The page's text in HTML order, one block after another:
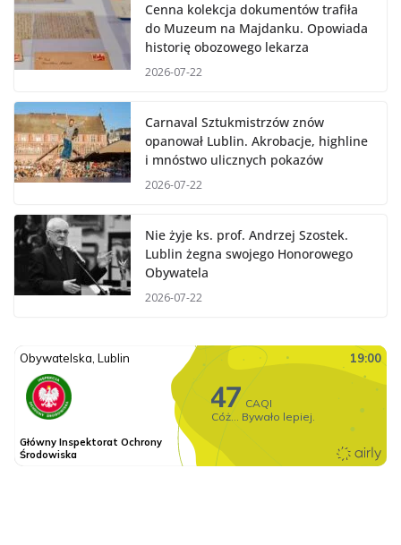
Cenna kolekcja dokumentów trafiła
do Muzeum na Majdanku. Opowiada
historię obozowego lekarza
2026-07-22
Carnaval Sztukmistrzów znów
opanował Lublin. Akrobacje, highline
i mnóstwo ulicznych pokazów
2026-07-22
Nie żyje ks. prof. Andrzej Szostek.
Lublin żegna swojego Honorowego
Obywatela
2026-07-22